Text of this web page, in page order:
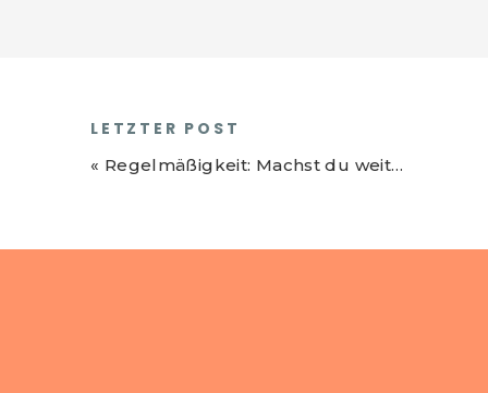
« Regelmäßigkeit: Machst du weiter, auch wenn niemand applaudiert?
LETZTER POST